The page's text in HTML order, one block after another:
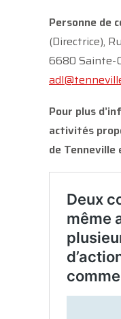
Personne de
(Directrice),
6680 Sainte-
Pour plus
activités
de Tenneville